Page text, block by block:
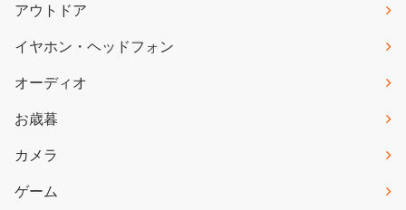
アウトドア
イヤホン・ヘッドフォン
オーディオ
お歳暮
カメラ
ゲーム